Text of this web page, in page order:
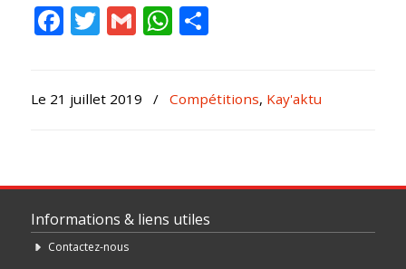
Facebook
Twitter
GmailWhatsApp
Le 21 juillet 2019 / Compétitions, Kay'aktu
Informations & liens utiles
Contactez-nous